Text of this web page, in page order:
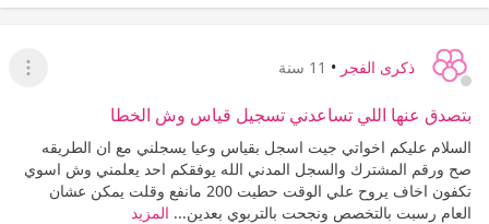
ذكرى الفجر • 11 سنة
عرض
بتصدق عنها اللي تساعدني تسجيل قياس وش الخطا
السلام عليكم اخواتي جيت اسجل بقياس وعيا يسجلني مع ان الطريقه
صح ورقم المشترك والسجل المدني الله يوفقكم احد يعلمني وش اسوي
تكفون اخاف يروح علي الوقت حطيت 200 مانفع وقلت يمكن عشان
العام رسبت بالتخصص ونجحت بالتربوي بعدين... المزيد